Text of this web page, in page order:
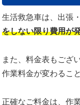
生活救急車は、出張
をしない限り費用が
また、料金表もござ
作業料金が変わるこ
正確なご料金は、作